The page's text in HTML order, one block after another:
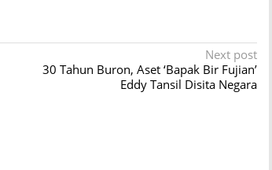
Next post
30 Tahun Buron, Aset ‘Bapak Bir Fujian’
Eddy Tansil Disita Negara